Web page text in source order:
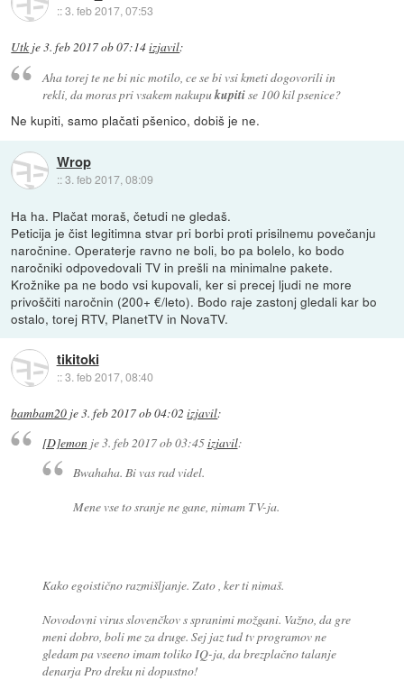
::3. feb 2017, 07:53
Utk je3. feb 2017 ob 07:14izjavil:
Aha torej te ne bi nic motilo, ce se bi vsi kmeti dogovorili in
rekli, da moras pri vsakem nakupukupitise 100 kil psenice?
Ne kupiti, samo plačati pšenico, dobiš je ne.
Wrop
::3. feb 2017, 08:09
Ha ha. Plačat moraš, četudi ne gledaš.
Peticija je čist legitimna stvar pri borbi proti prisilnemu povečanju
naročnine. Operaterje ravno ne boli, bo pa bolelo, ko bodo
naročniki odpovedovali TV in prešli na minimalne pakete.
Krožnike pa ne bodo vsi kupovali, ker si precej ljudi ne more
privoščiti naročnin (200+ €/leto). Bodo raje zastonj gledali kar bo
ostalo, torej RTV, PlanetTV in NovaTV.
tikitoki
::3. feb 2017, 08:40
bambam20 je3. feb 2017 ob 04:02 izjavil:
[D]emonje3. feb 2017 ob 03:45izjavil:
Bwahaha. Bi vas rad videl.
Mene vse to sranje ne gane, nimam TV-ja.
Kako egoistično razmišljanje. Zato , ker ti nimaš.
Novodovni virus slovenčkov s spranimi možgani. Važno, da gre
meni dobro, boli me za druge. Sej jaz tud tv programov ne
gledam pa vseeno imam toliko IQ-ja, da brezplačno talanje
denarja Pro dreku ni dopustno!